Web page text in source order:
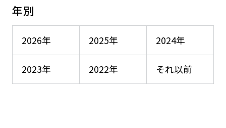
年別
2026年 2025年 2024年
2023年 2022年 それ以前